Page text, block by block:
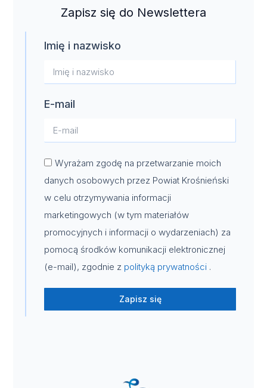
Zapisz się do Newslettera
Imię i nazwisko
E-mail
Wyrażam zgodę na przetwarzanie moich
danych osobowych przez Powiat Krośnieński
w celu otrzymywania informacji
marketingowych (w tym materiałów
promocyjnych i informacji o wydarzeniach) za
pomocą środków komunikacji elektronicznej
(e-mail), zgodnie z polityką prywatności .
Zapisz się